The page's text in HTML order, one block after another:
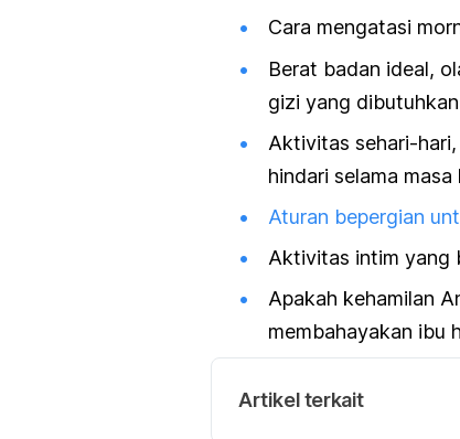
Cara mengatasi
Berat badan ideal,
gizi yang
Aktivitas sehari-
hindari selama masa
Aturan bepergian
Aktivitas intim yang
Apakah kehamilan
membahayakan ibu
Artikel terkait